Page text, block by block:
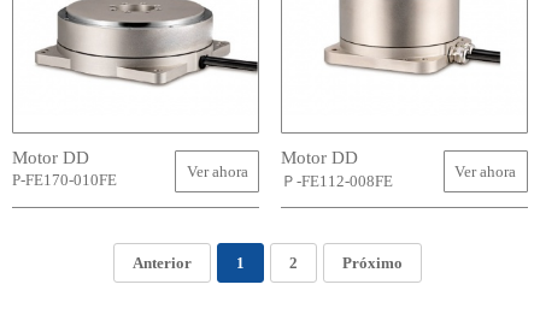
Motor DD
P-FE170-010FE Ver ahora
Motor DD
Ｐ-FE112-008FE
Ver ahora
Anterior 1 2 Próximo